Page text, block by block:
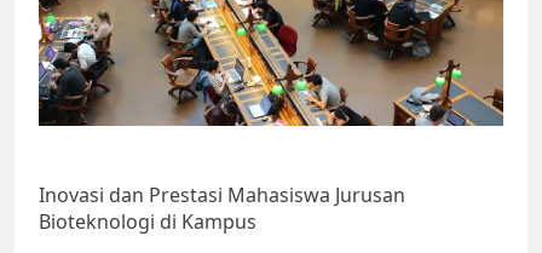
Inovasi dan Prestasi Mahasiswa Jurusan
Bioteknologi di Kampus